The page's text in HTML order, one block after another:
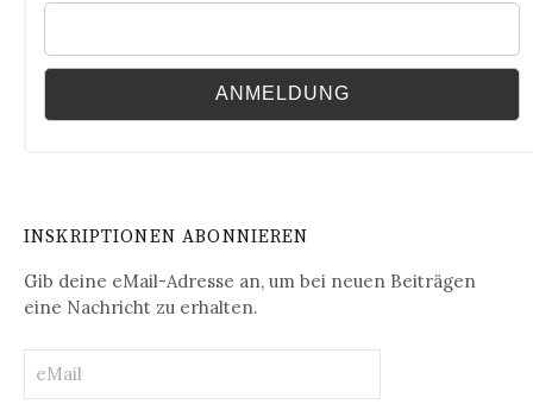
INSKRIPTIONEN ABONNIEREN
Gib deine eMail-Adresse an, um bei neuen Beiträgen
eine Nachricht zu erhalten.